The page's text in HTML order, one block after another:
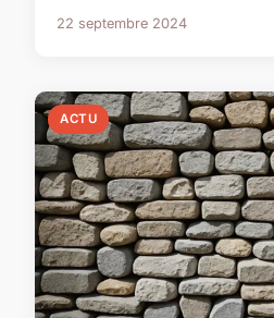
22 septembre 2024
ACTU